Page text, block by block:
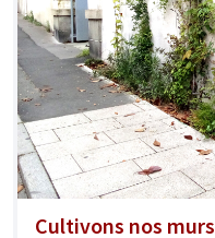
Cultivons nos murs